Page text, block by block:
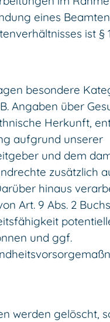
eines
ist §
besondere
Angaben über
Herkunft,
aufgrund unserer
und dem
zusätzlich
hinaus
Art. 9 Abs. 2
und ggf.
werden gelöscht,